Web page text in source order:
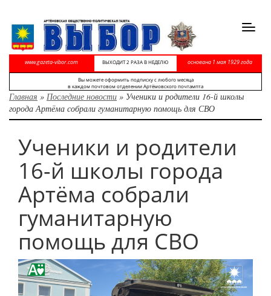
www.gazeta-vibor.com ВЫХОДИТ 2 РАЗА В НЕДЕЛЮ основана 1 мая 1929 года
Вы можете оформить подписку с любого месяца
в каждом почтовом отделении Артёмовского почтампта
Главная » Последние новости » Ученики и родители 16-й школы
города Артёма собрали гуманитарную помощь для СВО
Ученики и родители
16-й школы города
Артёма собрали
гуманитарную
помощь для СВО